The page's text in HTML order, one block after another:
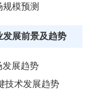
规模预测
发展前景及趋势
发展趋势
技术发展趋势